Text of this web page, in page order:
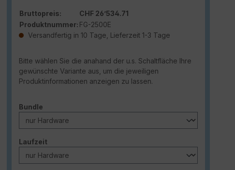
Bruttopreis:
CHF 26’534.71
Produktnummer: FG-2500E
Versandfertig in 10 Tage, Lieferzeit 1-3 Tage
Bitte wählen Sie die anahand der u.s. Schaltfläche Ihre
gewünschte Variante aus, um die jeweiligen
Produktinformationen anzeigen zu lassen.
Bundle
Laufzeitauswählen